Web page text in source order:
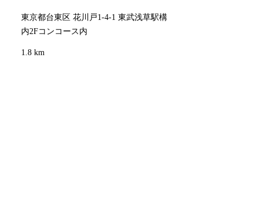
東京都台東区 花川戸1-4-1 東武浅草駅構
内2Fコンコース内
1.8 km